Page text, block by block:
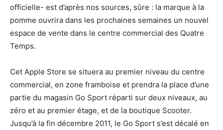
officielle- est d’après nos sources, sûre : la marque à la
pomme ouvrira dans les prochaines semaines un nouvel
espace de vente dans le centre commercial des Quatre
Temps.
Cet Apple Store se situera au premier niveau du centre
commercial, en zone framboise et prendra la place d’une
partie du magasin Go Sport réparti sur deux niveaux, au
zéro et au premier étage, et de la boutique Scooter.
Jusqu’à la fin décembre 2011, le Go Sport s’est décalé en